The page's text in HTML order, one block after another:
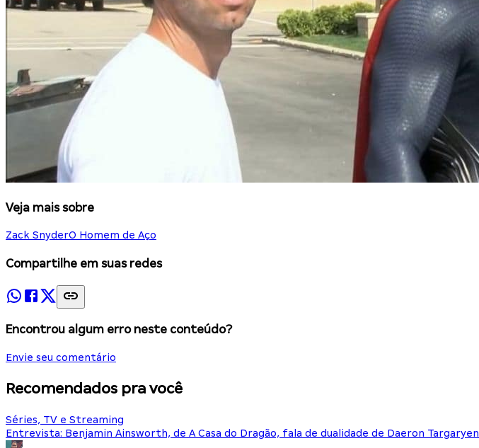
Veja mais sobre
Zack SnyderO Homem de Aço
Compartilhe em suas redes
Encontrou algum erro neste conteúdo?
Envie seu comentário
Recomendados pra você
Séries, TV e Streaming
Entrevista: Benjamin Ainsworth, de A Casa do Dragão, fala de dualidade de Daeron Targaryen